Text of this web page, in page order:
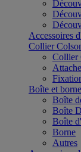
Accessoires
Collier
Collier
Attache
Boîte et
Boîte
Boîte
Boîte
Borne
Autres